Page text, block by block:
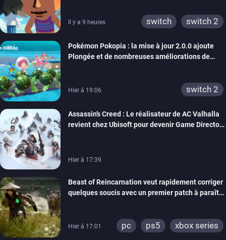
Il y a 9 heures switch switch 2
Pokémon Pokopia : la mise à jour 2.0.0 ajoute
Plongée et de nombreuses améliorations de
Hier à 19:06 switch 2
Assassin’s Creed : Le réalisateur de AC Valhalla
revient chez Ubisoft pour devenir Game Director
Hier à 17:39
Beast of Reincarnation veut rapidement corriger
quelques soucis avec un premier patch à paraître
Hier à 17:01 pc ps5 xbox series